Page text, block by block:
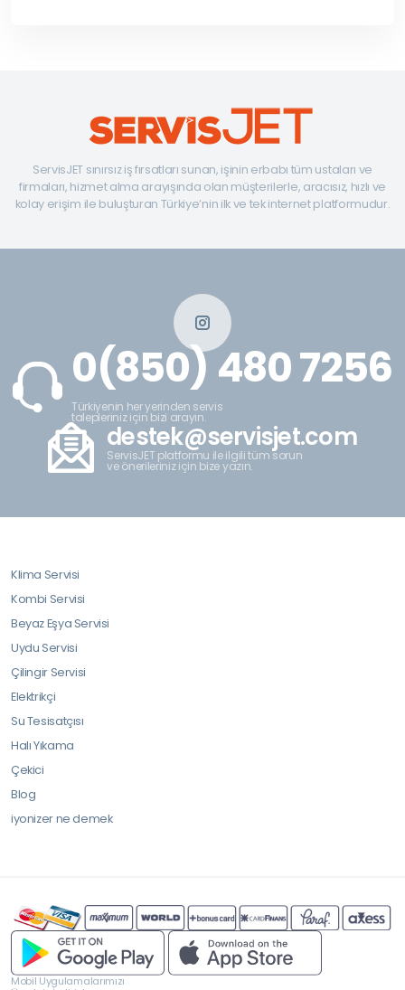
ServisJET sınırsız iş fırsatları sunan, işinin erbabı tüm ustaları ve
firmaları, hizmet alma arayışında olan müşterilerle, aracısız, hızlı ve
kolay erişim ile buluşturan Türkiye’nin ilk ve tek internet platformudur.
0(850) 480 7256
Türkiyenin her yerinden servis
talepleriniz için bizi arayın.
destek@servisjet.com
ServisJET platformu ile ilgili tüm sorun
ve önerileriniz için bize yazın.
Klima Servisi
Kombi Servisi
Beyaz Eşya Servisi
Uydu Servisi
Çilingir Servisi
Elektrikçi
Su Tesisatçısı
Halı Yıkama
Çekici
Blog
iyonizer ne demek
Mobil Uygulamalarımızı